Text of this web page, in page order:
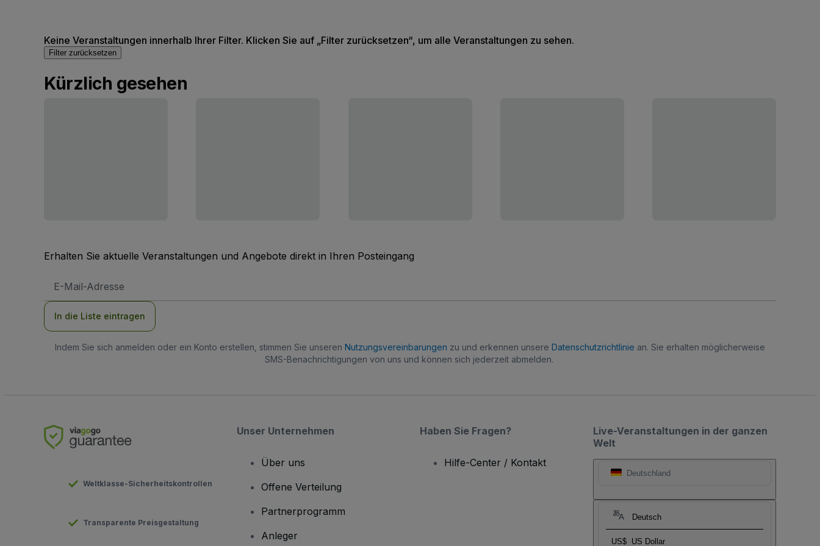
Keine Veranstaltungen innerhalb Ihrer Filter. Klicken Sie auf „Filter zurücksetzen“, um alle Veranstaltungen zu sehen.
Filter zurücksetzen
Kürzlich gesehen
Erhalten Sie aktuelle Veranstaltungen und Angebote direkt in Ihren Posteingang
Mail-
In die Liste eintragen
Indem Sie sich anmelden oder ein Konto erstellen, stimmen Sie unseren Nutzungsvereinbarungen zu und erkennen unsere Datenschutzrichtlinie an. Sie erhalten möglicherweise
SMS-Benachrichtigungen von uns und können sich jederzeit abmelden.
Live-Veranstaltungen in der ganzen
Welt
Deutschland
Deutsch
US$ US Dollar
Weltklasse-Sicherheitskontrollen
Transparente Preisgestaltung
Unser Unternehmen
Über uns
Offene Verteilung
Partnerprogramm
Anleger
Haben Sie Fragen?
Hilfe-Center / Kontakt